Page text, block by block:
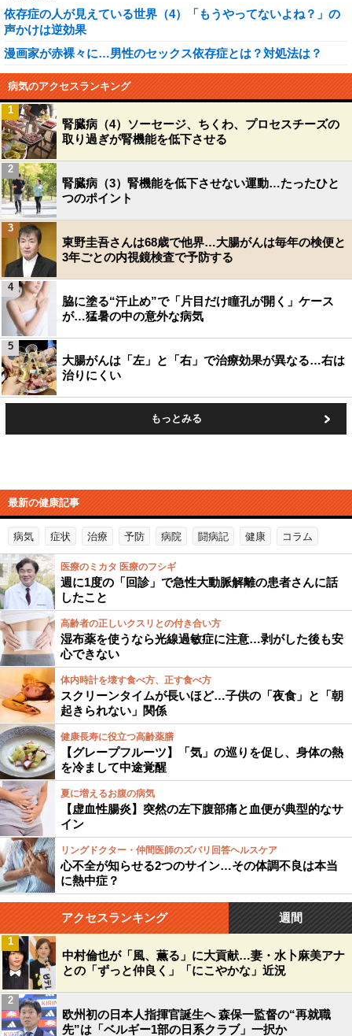
依存症の人が見えている世界（4）「もうやってないよね？」の
声かけは逆効果
漫画家が赤裸々に…男性のセックス依存症とは？対処法は？
病気のアクセスランキング
腎臓病（4）ソーセージ、ちくわ、プロセスチーズの
取り過ぎが腎機能を低下させる
1
腎臓病（3）腎機能を低下させない運動…たったひと
つのポイント
2
東野圭吾さんは68歳で他界…大腸がんは毎年の検便と
3年ごとの内視鏡検査で予防する
3
脇に塗る“汗止め”で「片目だけ瞳孔が開く」ケース
が…猛暑の中の意外な病気
4
大腸がんは「左」と「右」で治療効果が異なる…右は
治りにくい
5
もっとみる
最新の健康記事
病気 症状 治療 予防 病院 闘病記 健康 コラム
医療のミカタ 医療のフシギ
週に1度の「回診」で急性大動脈解離の患者さんに話
したこと
高齢者の正しいクスリとの付き合い方
湿布薬を使うなら光線過敏症に注意…剥がした後も安
心できない
体内時計を壊す食べ方、正す食べ方
スクリーンタイムが長いほど…子供の「夜食」と「朝
起きられない」関係
健康長寿に役立つ高齢薬膳
【グレープフルーツ】「気」の巡りを促し、身体の熱
を冷まして中途覚醒
夏に増えるお腹の病気
【虚血性腸炎】突然の左下腹部痛と血便が典型的なサ
イン
リングドクター・仲間医師のズバリ回答ヘルスケア
心不全が知らせる2つのサイン…その体調不良は本当
に熱中症？
アクセスランキング 週間
中村倫也が「風、薫る」に大貢献…妻・水卜麻美アナ
との「ずっと仲良く」「にこやかな」近況
1
欧州初の日本人指揮官誕生へ 森保一監督の“再就職
先”は「ベルギー1部の日系クラブ」一択か
2